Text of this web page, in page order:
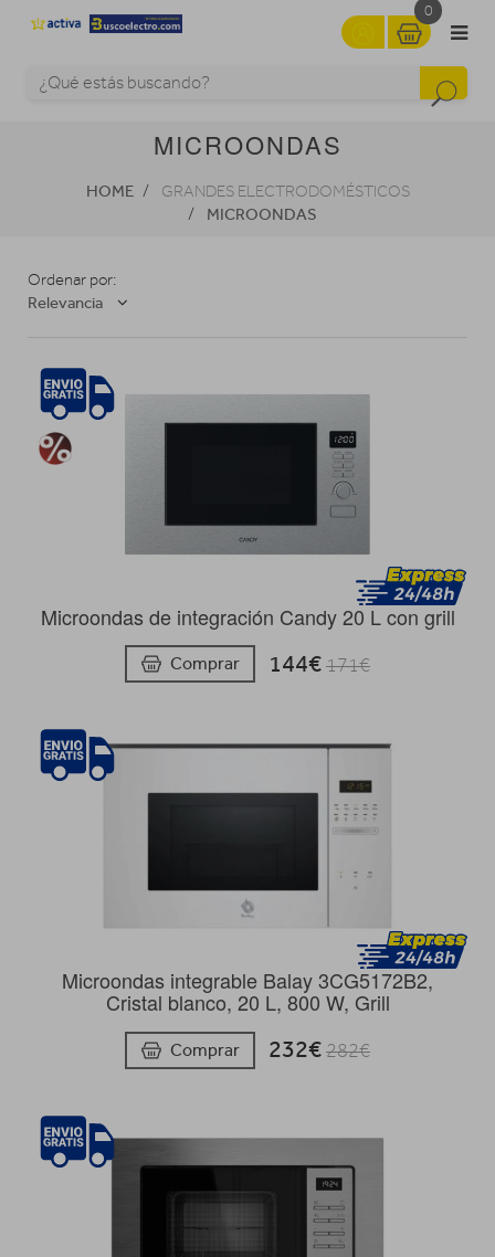
0
MICROONDAS
HOME GRANDES ELECTRODOMÉSTICOS
MICROONDAS
Ordenar por:
Relevancia
Microondas de integración Candy 20 L con grill
Comprar 144€171€
Microondas integrable Balay 3CG5172B2,
Cristal blanco, 20 L, 800 W, Grill
Comprar 232€282€